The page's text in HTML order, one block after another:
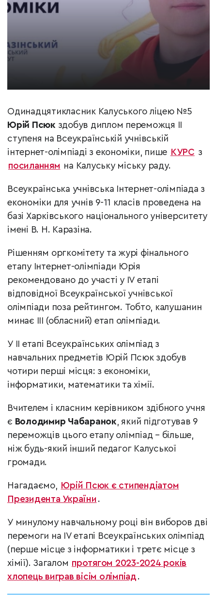
Одинадцятикласник Калуського ліцею №5
Юрій Псюкздобув диплом переможця ІІ
ступеня на Всеукраїнській учнівській
інтернет-олімпіаді з економіки, пише КУРС з
посиланням на Калуську міську раду.
Всеукраїнська учнівська Інтернет-олімпіада з
економіки для учнів 9-11 класів проведена на
базі Харківського національного університету
імені В. Н. Каразіна.
Рішенням оргкомітету та журі фінального
етапу Інтернет-олімпіади Юрія
рекомендовано до участі у IV етапі
відповідної Всеукраїнської учнівської
олімпіади поза рейтингом. Тобто, калушанин
минає III (обласний) етап олімпіади.
У II етапі Всеукраїнських олімпіад з
навчальних предметів Юрій Псюк здобув
чотири перші місця: з економіки,
інформатики, математики та хімії.
Вчителем і класним керівником здібного учня
є Володимир Чабаранок, який підготував 9
переможців цього етапу олімпіад – більше,
ніж будь-який інший педагог Калуської
громади.
Нагадаємо, Юрій Псюк є стипендіатом
Президента України .
У минулому навчальному році він виборов дві
перемоги на IV етапі Всеукраїнських олімпіад
(перше місце з інформатики і третє місце з
хімії). Загалом протягом 2023-2024 років
хлопець виграв вісім олімпіад .